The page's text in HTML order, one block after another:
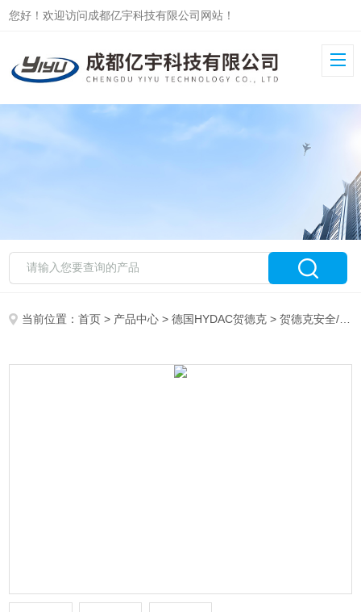
您好！欢迎访问成都亿宇科技有限公司网站！
当前位置：首页 > 产品中心 >德国HYDAC贺德克 >贺德克安全/溢流阀